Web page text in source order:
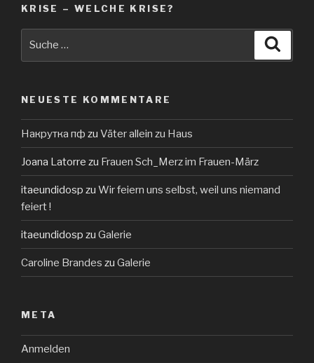
KRISE – WELCHE KRISE?
NEUESTE KOMMENTARE
Накрутка пф zu Väter allein zu Haus
Joana Latorre zu Frauen Sch_Merz im Frauen-März
itaeundidosp zu Wir feiern uns selbst, weil uns niemand
feiert !
itaeundidosp zu Galerie
Caroline Brandes zu Galerie
META
Anmelden